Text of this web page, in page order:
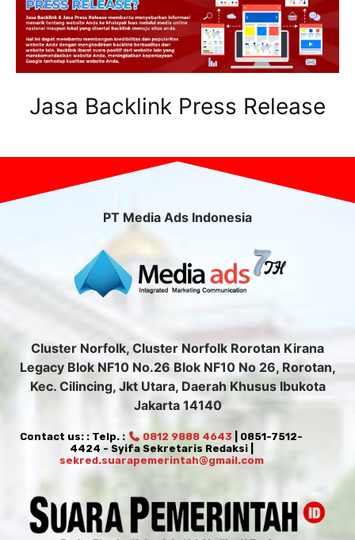
Jasa Backlink Press Release
PT Media Ads Indonesia
Cluster Norfolk, Cluster Norfolk Rorotan Kirana
Legacy Blok NF10 No.26 Blok NF10 No 26, Rorotan,
Kec. Cilincing, Jkt Utara, Daerah Khusus Ibukota
Jakarta 14140
Contact us: : Telp. : 0812 9888 4643 | 0851-7512-
4424 - Syifa Sekretaris Redaksi |
sekred.suarapemerintah@gmail.com